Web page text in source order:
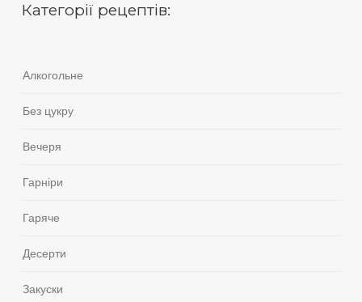
Категорії рецептів:
Алкогольне
Без цукру
Вечеря
Гарніри
Гаряче
Десерти
Закуски